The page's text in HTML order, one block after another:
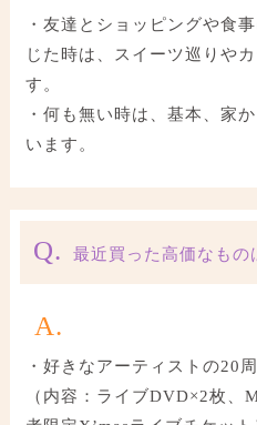
・友達とショッピングや食
じた時は、スイーツ巡りや
す。
・何も無い時は、基本、家
います。
Q. 最近買った高価なもの
A.
・好きなアーティストの20
（内容：ライブDVD×2枚、